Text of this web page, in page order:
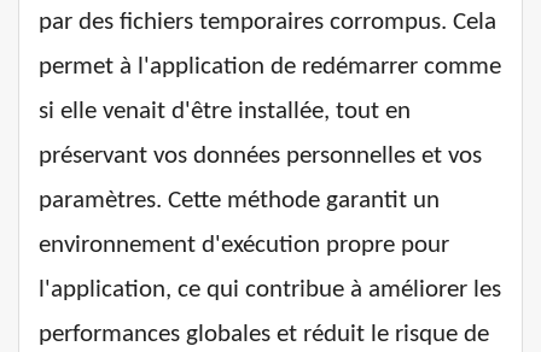
par des fichiers temporaires corrompus. Cela
permet à l'application de redémarrer comme
si elle venait d'être installée, tout en
préservant vos données personnelles et vos
paramètres. Cette méthode garantit un
environnement d'exécution propre pour
l'application, ce qui contribue à améliorer les
performances globales et réduit le risque de